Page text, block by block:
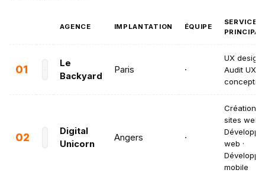
AGENCE IMPLANTATION ÉQUIPE
SERVICES
01
Le
Backyard
Paris ·
UX design
Audit UX ·
02
Digital
Unicorn
Angers ·
Création
sites web ·
web ·
mobile